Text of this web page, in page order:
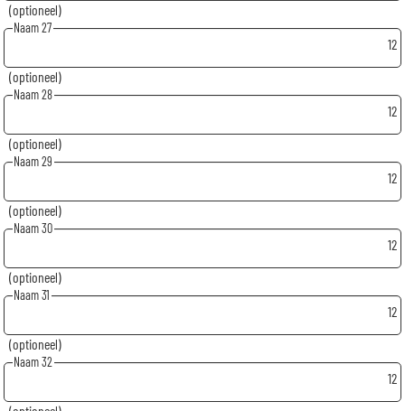
(optioneel)
Naam 27
12
(optioneel)
Naam 28
12
(optioneel)
Naam 29
12
(optioneel)
Naam 30
12
(optioneel)
Naam 31
12
(optioneel)
Naam 32
12